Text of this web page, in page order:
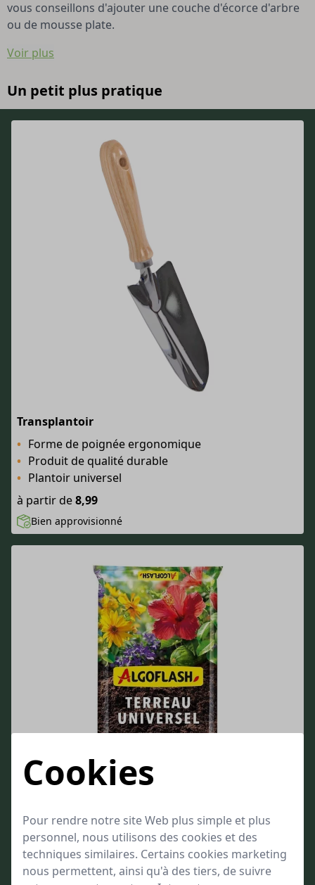
Cookies
Pour rendre notre site Web plus simple et plus
personnel, nous utilisons des cookies et des
techniques similaires. Certains cookies marketing
nous permettent, ainsi qu'à des tiers, de suivre
vous conseillons d'ajouter une couche d'écorce d'arbre
ou de mousse plate.
Voir plus
Un petit plus pratique
Transplantoir
Forme de poignée ergonomique
Produit de qualité durable
Plantoir universel
à partir de8,99
Bien approvisionné
Terreau Universel Algoflash
Destiné à toutes les plantations du jardin, du balcon et de la maison